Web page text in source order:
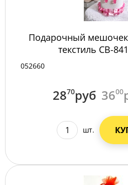
Подарочный
текстиль СВ-
052660
2870руб 3600
шт.